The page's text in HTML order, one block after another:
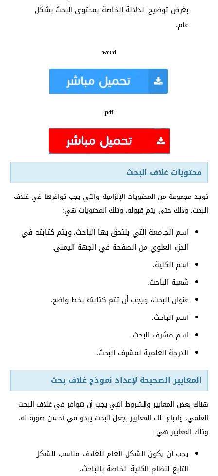
بغرض توضيح الدلالة الخاصة بمحتوى البحث بشكل
عام.
word
pdf
محتويات غلاف البحث
توجد مجموعة من المحتويات الإلزامية والتي يجب توافرها في غلاف
البحث، وذلك حتى يتم قبوله، وتلك المحتويات هي:
اسم الجامعة التي يلتحق بها الباحث، ويتم كتابته في
الجزء العلوي من الصفحة في الجهة اليمنى.
اسم الكلية.
شعبة الباحث.
عنوان البحث، ويجب أن تتم كتابته بخط واضح.
اسم الباحث.
اسم مشرف البحث.
الدرجة العلمية لمشرف البحث.
المعايير الصحيحة لإعداد نموذج غلاف بحث
هناك بعض المعايير والشروط التي يجب أن تتوافر في غلاف البحث
العلمي، واتباع تلك المعايير يجعل البحث يبدو في أحسن صورة له،
وتلك المعايير هي:
يجب أن يكون الشكل العام للغلاف مناسب للشكل
التابع لنظام الكلية الخاصة بالباحث.